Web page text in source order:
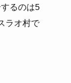
るのは5
ラオ村で